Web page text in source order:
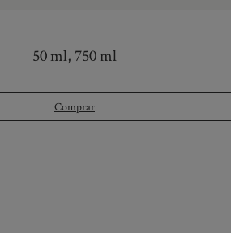
50 ml, 750 ml
Comprar